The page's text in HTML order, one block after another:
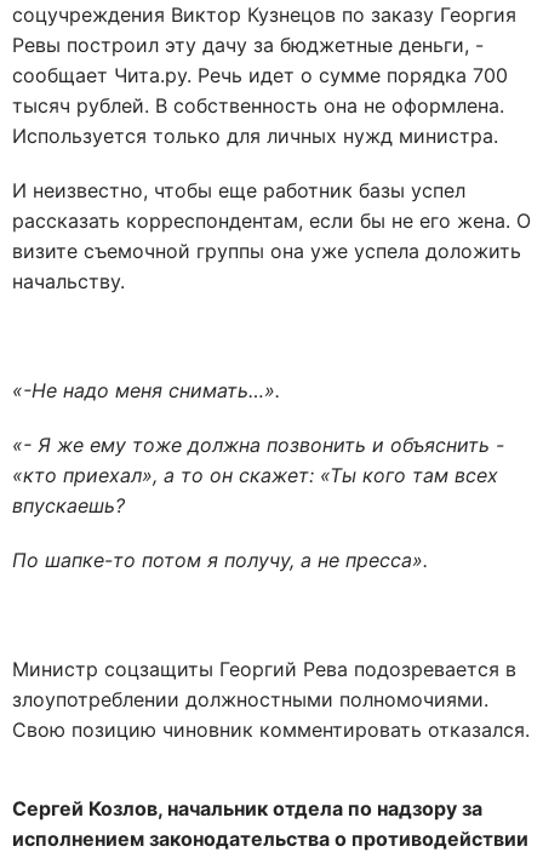
соцучреждения Виктор Кузнецов по заказу Георгия
Ревы построил эту дачу за бюджетные деньги, -
сообщает Чита.ру. Речь идет о сумме порядка 700
тысяч рублей. В собственность она не оформлена.
Используется только для личных нужд министра.
И неизвестно, чтобы еще работник базы успел
рассказать корреспондентам, если бы не его жена. О
визите съемочной группы она уже успела доложить
начальству.
«-Не надо меня снимать…».
«- Я же ему тоже должна позвонить и объяснить -
«кто приехал», а то он скажет: «Ты кого там всех
впускаешь?
По шапке-то потом я получу, а не пресса».
Министр соцзащиты Георгий Рева подозревается в
злоупотреблении должностными полномочиями.
Свою позицию чиновник комментировать отказался.
Сергей Козлов, начальник отдела по надзору за
исполнением законодательства о противодействии